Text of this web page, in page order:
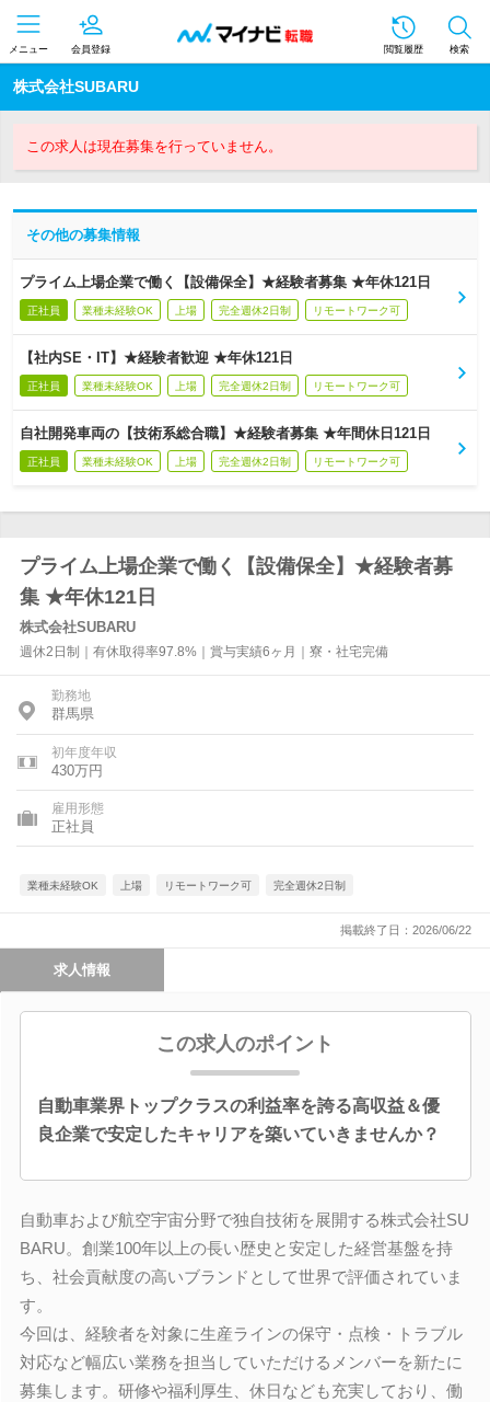
メニュー 会員登録 閲覧履歴 検索
株式会社SUBARU
この求人は現在募集を行っていません。
その他の募集情報
プライム上場企業で働く【設備保全】★経験者募集 ★年休121日
正社員 業種未経験OK 上場 完全週休2日制 リモートワーク可
【社内SE・IT】★経験者歓迎 ★年休121日
正社員 業種未経験OK 上場 完全週休2日制 リモートワーク可
自社開発車両の【技術系総合職】★経験者募集 ★年間休日121日
正社員 業種未経験OK 上場 完全週休2日制 リモートワーク可
プライム上場企業で働く【設備保全】★経験者募
集 ★年休121日
株式会社SUBARU
週休2日制｜有休取得率97.8%｜賞与実績6ヶ月｜寮・社宅完備
勤務地
群馬県
初年度年収
430万円
雇用形態
正社員
業種未経験OK 上場 リモートワーク可 完全週休2日制
掲載終了日：2026/06/22
求人情報
この求人のポイント
自動車業界トップクラスの利益率を誇る高収益＆優
良企業で安定したキャリアを築いていきませんか？
自動車および航空宇宙分野で独自技術を展開する株式会社SU
BARU。創業100年以上の長い歴史と安定した経営基盤を持
ち、社会貢献度の高いブランドとして世界で評価されていま
す。
今回は、経験者を対象に生産ラインの保守・点検・トラブル
対応など幅広い業務を担当していただけるメンバーを新たに
募集します。研修や福利厚生、休日なども充実しており、働